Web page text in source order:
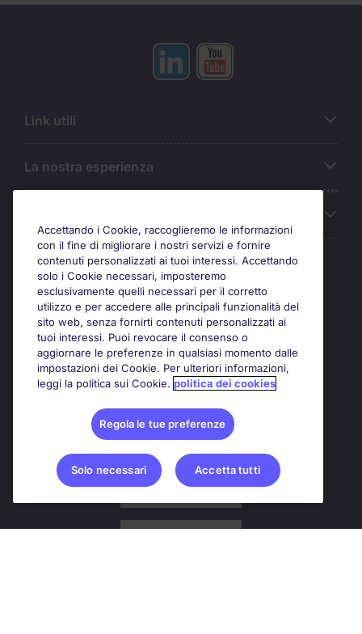
Link utili
La nostra esperienza
Awards
Accettando i Cookie, raccoglieremo le informazioni
con il fine di migliorare i nostri servizi e fornire
contenuti personalizzati ai tuoi interessi. Accettando
solo i Cookie necessari, imposteremo
esclusivamente quelli necessari per il corretto
utilizzo e per accedere alle principali funzionalità del
sito web, senza fornirti contenuti personalizzati ai
tuoi interessi. Puoi revocare il consenso o
aggiornare le preferenze in qualsiasi momento dalle
impostazioni dei Cookie. Per ulteriori informazioni,
leggi la politica sui Cookie. politica dei cookies
Regola le tue preferenze
Solo necessari Accetta tutti